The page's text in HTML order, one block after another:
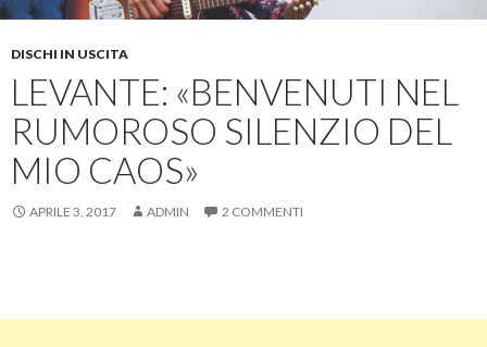
DISCHI IN USCITA
LEVANTE: «BENVENUTI NEL
RUMOROSO SILENZIO DEL
MIO CAOS»
APRILE 3, 2017 ADMIN 2 COMMENTI